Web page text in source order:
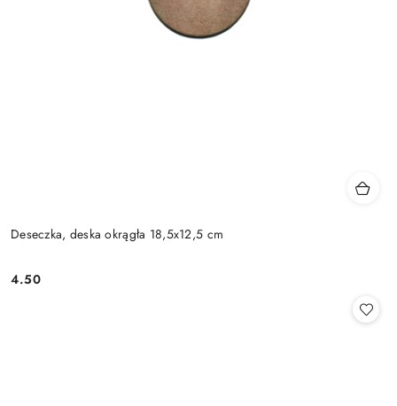
Deseczka, deska okrągła 18,5x12,5 cm
Cena:
4.50